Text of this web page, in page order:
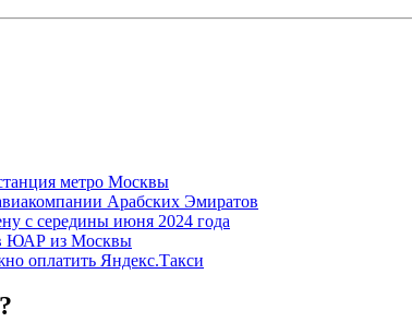
метро Москвы
Арабских Эмиратов
с середины июня 2024 года
ЮАР из Москвы
оплатить Яндекс.Такси